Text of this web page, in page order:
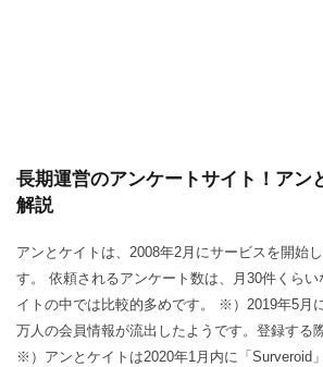
長期運営のアンケートサイト！アン
解説
アンとケイトは、2008年2月にサービスを開始
す。 依頼されるアンケート数は、月30件くら
イトの中では比較的多めです。 ※）2019年5月
万人の会員情報が流出したようです。登録する
※）アンとケイトは2020年1月内に「Surveroid